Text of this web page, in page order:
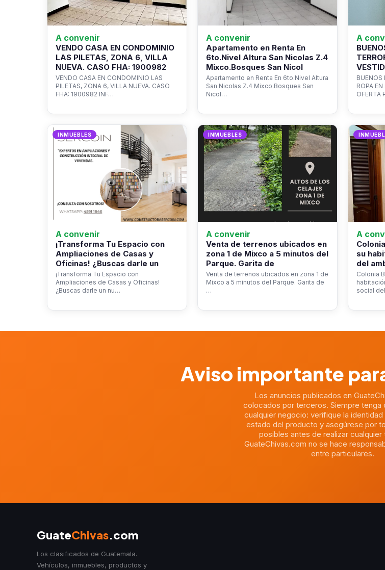
A convenir
VENDO CASA EN CONDOMINIO
LAS PILETAS, ZONA 6, VILLA
NUEVA. CASO FHA: 1900982
VENDO CASA EN CONDOMINIO LAS
PILETAS, ZONA 6, VILLA NUEVA. CASO
FHA: 1900982 INF…
A convenir
Apartamento en Renta En
6to.Nivel Altura San Nicolas Z.4
Mixco.Bosques San Nicol
Apartamento en Renta En 6to.Nivel Altura
San Nicolas Z.4 Mixco.Bosques San
Nicol…
A
BUENOS
ROPA
OFERTA
INMUEBLES
A convenir
¡Transforma Tu Espacio con
Ampliaciones de Casas y
Oficinas! ¿Buscas darle un
¡Transforma Tu Espacio con
Ampliaciones de Casas y Oficinas!
¿Buscas darle un nu…
INMUEBLES
A convenir
Venta de terrenos ubicados en
zona 1 de Mixco a 5 minutos del
Parque. Garita de
Venta de terrenos ubicados en zona 1 de
Mixco a 5 minutos del Parque. Garita de
…
A
su
del
Colonia
social
Aviso importante
Los anuncios publicados en
colocados por terceros. Siempre tenga
cualquier negocio: verifique la
estado del producto y asegúrese por
posibles antes de realizar cualquier
GuateChivas.com no se hace
entre particulares.
GuateChivas.com
Los clasificados de Guatemala.
Vehículos, inmuebles, productos y